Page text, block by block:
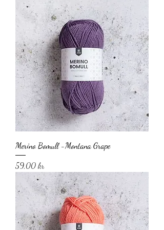
Merino Bomull -Montana Grape
Pris
59,00 kr